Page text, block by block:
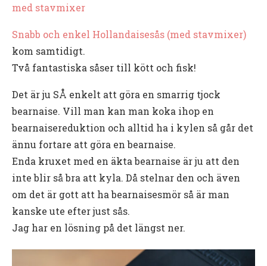
med stavmixer
Snabb och enkel Hollandaisesås (med stavmixer)
kom samtidigt.
Två fantastiska såser till kött och fisk!
Det är ju SÅ enkelt att göra en smarrig tjock
bearnaise. Vill man kan man koka ihop en
bearnaisereduktion och alltid ha i kylen så går det
ännu fortare att göra en bearnaise.
Enda kruxet med en äkta bearnaise är ju att den
inte blir så bra att kyla. Då stelnar den och även
om det är gott att ha bearnaisesmör så är man
kanske ute efter just sås.
Jag har en lösning på det längst ner.